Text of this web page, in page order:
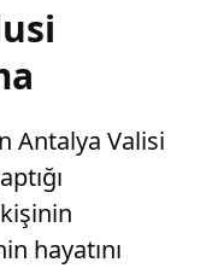
Antalya Valisi
hayatını